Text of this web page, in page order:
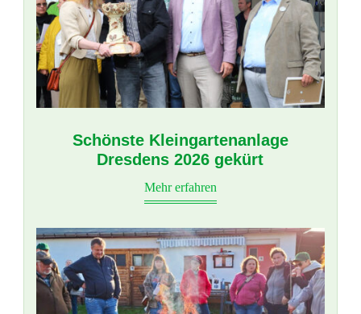
Schönste Kleingartenanlage
Dresdens 2026 gekürt
Mehr erfahren